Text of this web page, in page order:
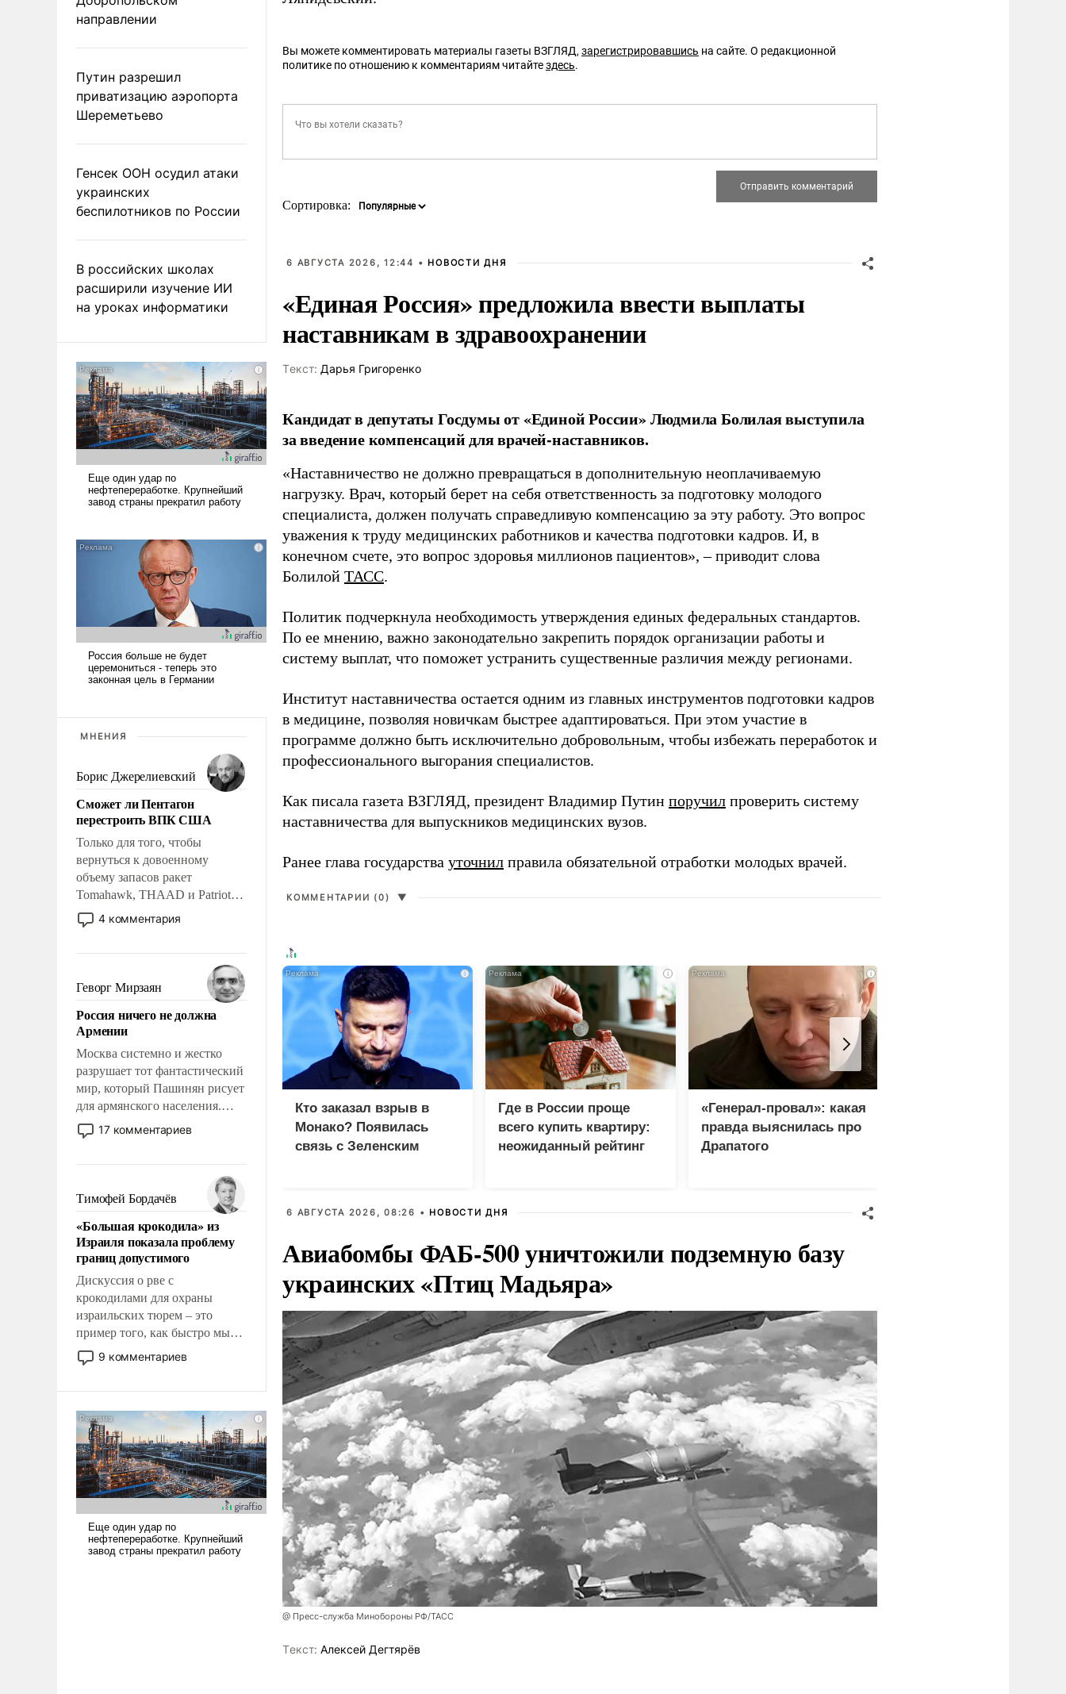
направлении
Путин разрешил
приватизацию аэропорта
Шереметьево
Генсек ООН осудил атаки
украинских
беспилотников по России
В российских школах
расширили изучение ИИ
на уроках информатики
МНЕНИЯ
Борис Джерелиевский
Сможет ли Пентагон
перестроить ВПК США
Только для того, чтобы
вернуться к довоенному
объему запасов ракет
Tomahawk, THAAD и Patriot
США потребуется более трех
лет. Даже небольшая война с
Сложившаяся ситуация
означает многолетний период
уязвимости США, например,
перед Китаем.
4 комментария
Геворг Мирзаян
Россия ничего не должна
Армении
Москва системно и жестко
разрушает тот фантастический
мир, который Пашинян рисует
для армянского населения.
Мир, где политические
прожекты будут безусловно
налогоплательщиков и где
Еревану за свои поступки не
нужно отвечать.
17 комментариев
Тимофей Бордачёв
«Большая крокодила» из
Израиля показала проблему
границ допустимого
Дискуссия о рве с
крокодилами для охраны
израильских тюрем – это
пример того, как быстро мы
двигаемся по пути
революционных изменений.
псевдонаучной фантастики,
стало всерьез обсуждаемой
идеей.
9 комментариев
Вы можете комментировать материалы газеты ВЗГЛЯД,зарегистрировавшись на сайте. О редакционной
политике по отношению к комментариям читайтездесь.
Сортировка:
6 АВГУСТА 2026, 12:44 • НОВОСТИ ДНЯ
«Единая Россия» предложила ввести выплаты
наставникам в здравоохранении
Tекст: Дарья Григоренко
Кандидат в депутаты Госдумы от «Единой России» Людмила Болилая выступила
за введение компенсаций для врачей-наставников.
«Наставничество не должно превращаться в дополнительную неоплачиваемую
нагрузку. Врач, который берет на себя ответственность за подготовку молодого
специалиста, должен получать справедливую компенсацию за эту работу. Это вопрос
уважения к труду медицинских работников и качества подготовки кадров. И, в
конечном счете, это вопрос здоровья миллионов пациентов», – приводит слова
Болилой ТАСС.
Политик подчеркнула необходимость утверждения единых федеральных стандартов.
По ее мнению, важно законодательно закрепить порядок организации работы и
систему выплат, что поможет устранить существенные различия между регионами.
Институт наставничества остается одним из главных инструментов подготовки кадров
в медицине, позволяя новичкам быстрее адаптироваться. При этом участие в
программе должно быть исключительно добровольным, чтобы избежать переработок и
профессионального выгорания специалистов.
Как писала газета ВЗГЛЯД, президент Владимир Путин поручил проверить систему
наставничества для выпускников медицинских вузов.
Ранее глава государства уточнил правила обязательной отработки молодых врачей.
КОММЕНТАРИИ (0) ▼
i
Кто заказал взрыв в
Монако? Появилась
связь с Зеленским
i
Где в России проще
всего купить квартиру:
неожиданный рейтинг
i
«Генерал-провал»: какая
правда выяснилась про
Драпатого
6 АВГУСТА 2026, 08:26 • НОВОСТИ ДНЯ
Авиабомбы ФАБ-500 уничтожили подземную базу
украинских «Птиц Мадьяра»
@ Пресс-служба Минобороны РФ/ТАСС
Tекст: Алексей Дегтярёв